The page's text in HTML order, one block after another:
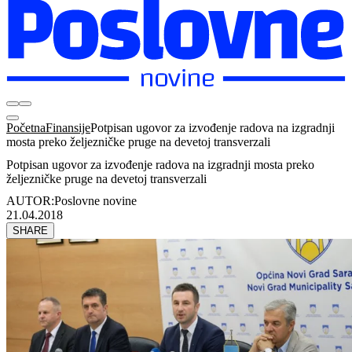
PočetnaFinansijePotpisan ugovor za izvođenje radova na izgradnji
mosta preko željezničke pruge na devetoj transverzali
Potpisan ugovor za izvođenje radova na izgradnji mosta preko
željezničke pruge na devetoj transverzali
AUTOR:Poslovne novine
21.04.2018
SHARE